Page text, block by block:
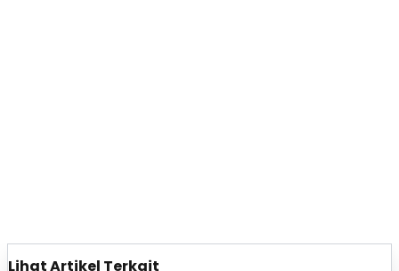
Lihat Artikel Terkait